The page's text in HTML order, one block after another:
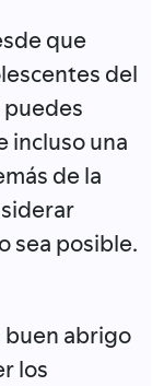
que
del
incluso una
de la
sea posible.
buen abrigo
los